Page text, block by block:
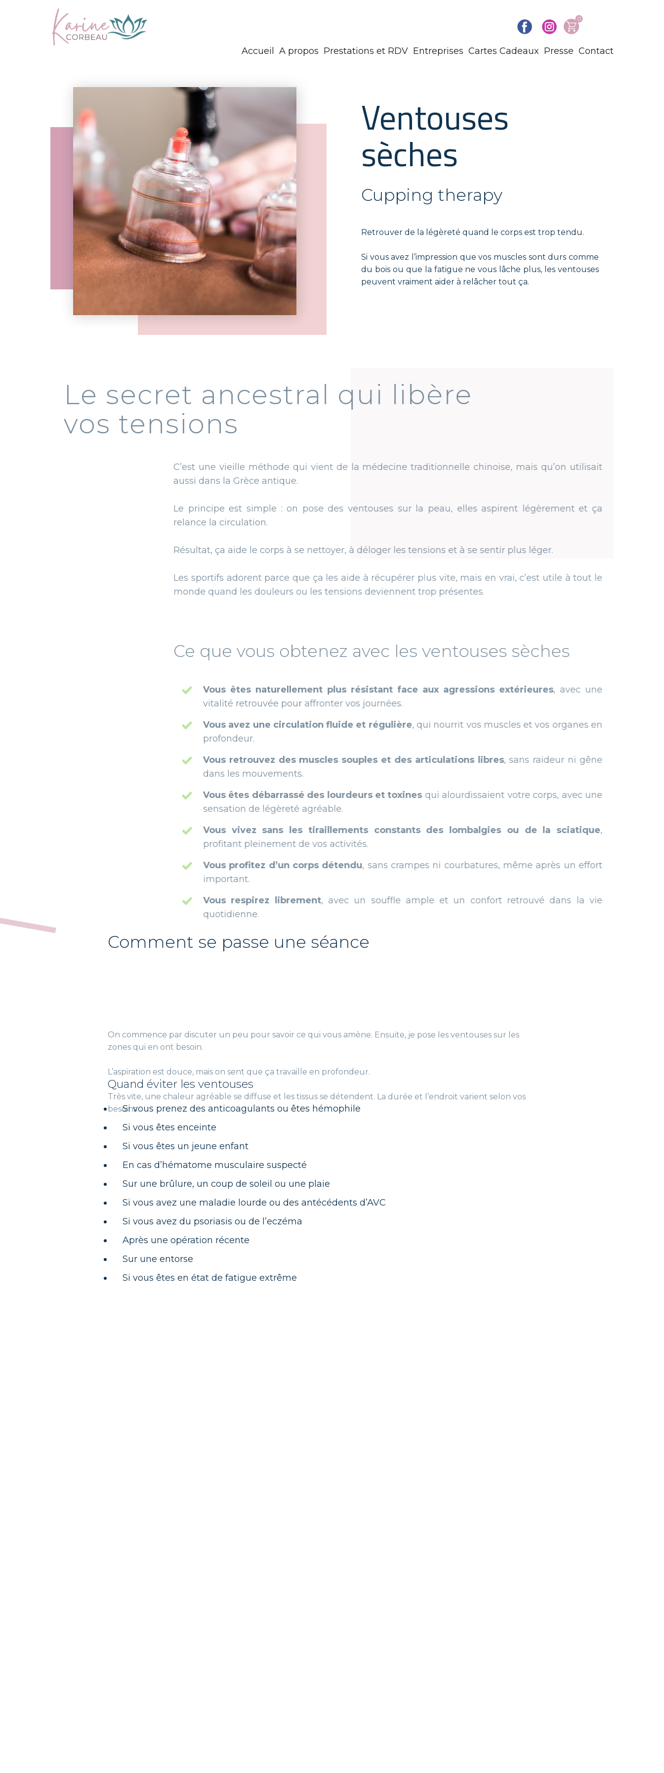
0
Accueil A propos Prestations et RDV Entreprises Cartes Cadeaux Presse Contact
Ventouses
sèches
Cupping therapy
Retrouver de la légèreté quand le corps est trop tendu.
Si vous avez l’impression que vos muscles sont durs comme
du bois ou que la fatigue ne vous lâche plus, les ventouses
peuvent vraiment aider à relâcher tout ça.
Le secret ancestral qui libère
vos tensions
C’est une vieille méthode qui vient de la médecine traditionnelle chinoise, mais qu’on utilisait
aussi dans la Grèce antique.
Le principe est simple : on pose des ventouses sur la peau, elles aspirent légèrement et ça
relance la circulation.
Résultat, ça aide le corps à se nettoyer, à déloger les tensions et à se sentir plus léger.
Les sportifs adorent parce que ça les aide à récupérer plus vite, mais en vrai, c’est utile à tout le
monde quand les douleurs ou les tensions deviennent trop présentes.
Ce que vous obtenez avec les ventouses sèches
Vous êtes naturellement plus résistant face aux agressions extérieures, avec une
vitalité retrouvée pour affronter vos journées.
Vous avez une circulation fluide et régulière, qui nourrit vos muscles et vos organes en
Vous retrouvez des muscles souples et des articulations libres, sans raideur ni gêne
dans les mouvements.
Vous êtes débarrassé des lourdeurs et toxinesqui alourdissaient votre corps, avec une
sensation de légèreté agréable.
Vous vivez sans les tiraillements constants des lombalgies ou de la sciatique,
profitant pleinement de vos activités.
Vous profitez d’un corps détendu, sans crampes ni courbatures, même après un effort
Vous respirez librement, avec un souffle ample et un confort retrouvé dans la vie
Comment se passe une séance
Très vite, une chaleur agréable se diffuse et les tissus se détendent. La durée et l’endroit varient selon vos
Quand éviter les ventouses
Si vous prenez des anticoagulants ou êtes hémophile
Si vous êtes enceinte
Si vous êtes un jeune enfant
En cas d’hématome musculaire suspecté
Sur une brûlure, un coup de soleil ou une plaie
Si vous avez une maladie lourde ou des antécédents d’AVC
Si vous avez du psoriasis ou de l’eczéma
Après une opération récente
Sur une entorse
Si vous êtes en état de fatigue extrême